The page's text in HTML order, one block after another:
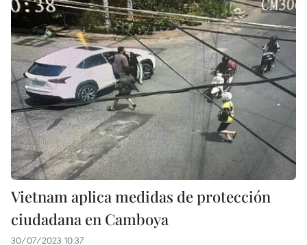
Vietnam aplica medidas de protección
ciudadana en Camboya
30/07/2023 10:37